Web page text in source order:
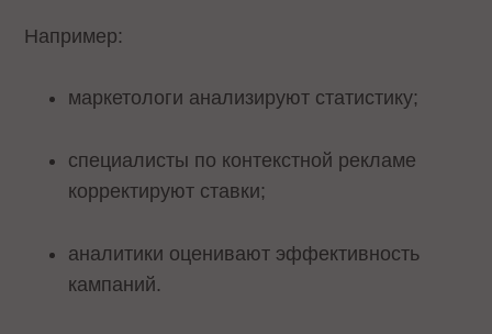
Например:
маркетологи анализируют статистику;
специалисты по контекстной рекламе
корректируют ставки;
аналитики оценивают эффективность
кампаний.